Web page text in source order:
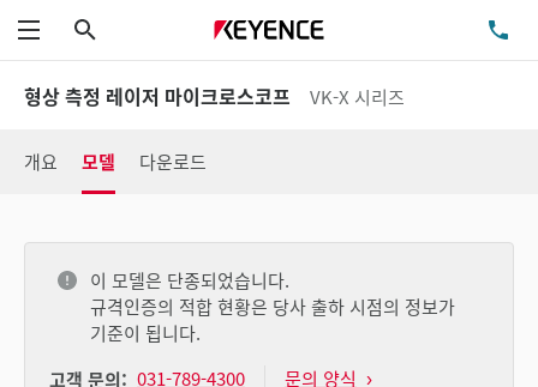
메뉴
형상 측정 레이저 마이크로스코프 VK-X 시리즈
개요 모델 다운로드
이 모델은 단종되었습니다.
규격인증의 적합 현황은 당사 출하 시점의 정보가
기준이 됩니다.
고객 문의: 031-789-4300 문의 양식